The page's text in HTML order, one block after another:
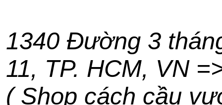
1340 Đường 3
11, TP. HCM, VN
( Shop cách cầu